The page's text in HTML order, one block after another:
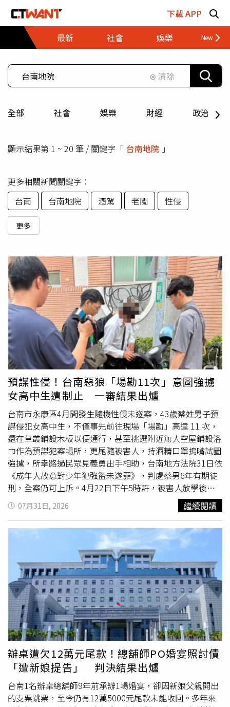
下載 APP
最新
社會 娛樂 財經
⊗ 清除
全部 社會 娛樂 財經 政治
顯示結果第 1 ~ 20 筆 / 關鍵字「 台南地院 」
更多相關新聞關鍵字：
台南
台南地院 酒駕 老闆 性侵
更多
預謀性侵！台南惡狼「場勘11次」意圖強擄
女高中生遭制止 一審結果出爐
台南市永康區4月間發生隨機性侵未遂案，43歲蔡姓男子預
謀侵犯女高中生，不僅事先前往現場「場勘」高達 11 次，
還在草叢鋪設木板以便通行，甚至挑選附近無人空屋鋪設浴
巾作為預謀犯案場所，更尾隨被害人，持酒精口罩摀嘴試圖
強擄，所幸路過民眾見義勇出手相助，台南地方法院31日依
《成年人故意對少年犯強盜未遂罪》，判處蔡男6年有期徒
刑，全案仍可上訴。4月22日下午5時許，被害人放學後獨
步行經永康區忠孝路，蔡男則在後方偉歲，他見四周無人，
突上前勒住女學生脖子，並拿事先噴有酒精的口罩強行摀住
對方口鼻，試圖將其拖往旁邊草叢與空屋，所幸當時路過的
陳姓民眾目擊異狀，當機立斷從路旁撿起木條揮打制止，蔡
男見事敗露隨即變裝逃離現場。由於案發地點正好在進行道
路修繕工程、監視器尚未裝回，永康警分局接獲報案後立即
成立專案小組，擴大調閱周邊上百支民宅監視器與巡邏車行
車記錄器，鎖定蔡男騎乘機車前往停放後徒步尋找目標的行
蹤。警方掌握關鍵線索後「以車追人」，於23日傍晚將蔡男
逮捕到案，並當場查扣犯案用浴巾、毛巾、防曬面罩、袖套
及變裝衣物等證物。檢方調查，蔡男為滿足一己私慾，事前
多次前往現場精密勘查，預謀將隨機擄獲的女高中生拖入空
屋性侵後變裝逃逸，日前將他起訴，台南地院法官審酌，蔡
男無視他人身體自主權，在光天化日下對少年隨機施暴，造
成被害人身心嚴重受創並引發社會大眾恐慌，危害社會治安
甚鉅；考量其坦承犯行且屬未遂依法減刑，但鑑於未取得被
害人原諒且無法達成調解，判處有期徒刑6年，全案仍可上
07月31日, 2026 繼續閱讀
辦桌遭欠12萬元尾款！總舖師PO婚宴照討債
「遭新娘提告」 判決結果出爐
台南1名辦桌總舖師9年前承辦1場婚宴，卻因新娘父親開出
的支票跳票，至今仍有12萬5000元尾款未能收回。多年來